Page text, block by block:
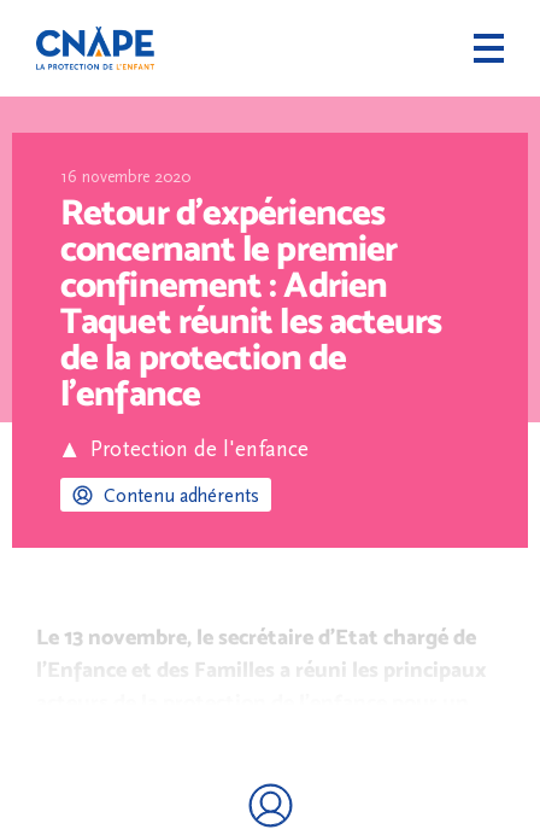
16 novembre 2020
Retour d’expériences
concernant le premier
confinement : Adrien
Taquet réunit les acteurs
de la protection de
l’enfance
Protection de l'enfance
Contenu adhérents
Le 13 novembre, le secrétaire d’Etat chargé de
l’Enfance et des Familles a réuni les principaux